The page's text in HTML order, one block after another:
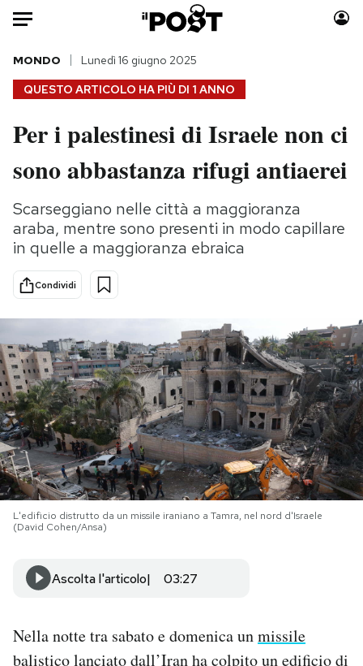
Auto
HOME
Italia
Politica
Tecnologia
Internet
Scienza
Cultura
Economia
Moda
Consumismi
Storie/Idee
Ok Boomer!
Media
Mondiali calcio 2026
PODCAST
NEWSLETTER
I MIEI PREFERITI
AREA PERSONALE
QUESTO ARTICOLO HA PIÙ DI 1 ANNO
MONDO Lunedì 16 giugno 2025
Per i palestinesi di Israele non ci
sono abbastanza rifugi antiaerei
Scarseggiano nelle città a maggioranza
araba, mentre sono presenti in modo capillare
in quelle a maggioranza ebraica
Condividi
L'edificio distrutto da un missile iraniano a Tamra, nel nord d'Israele
(David Cohen/Ansa)
Ascolta l'articolo 03:27
Nella notte tra sabato e domenica unmissile
balisticolanciato dall’Iran ha colpito un edificio di